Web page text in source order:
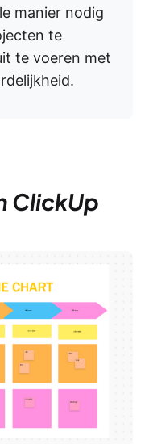
manier nodig
te
te voeren met
ClickUp